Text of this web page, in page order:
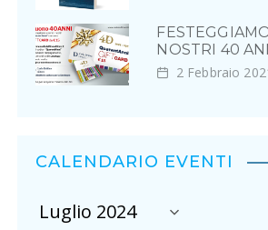
NOSTRI 40
2 Febbraio
CALENDARIO EVENTI